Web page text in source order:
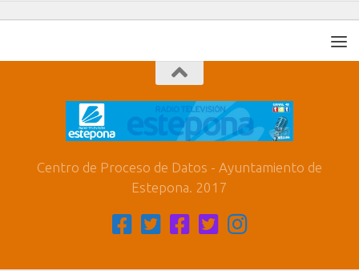
Centro de Proceso de Datos - Ayuntamiento de
Estepona. 2017